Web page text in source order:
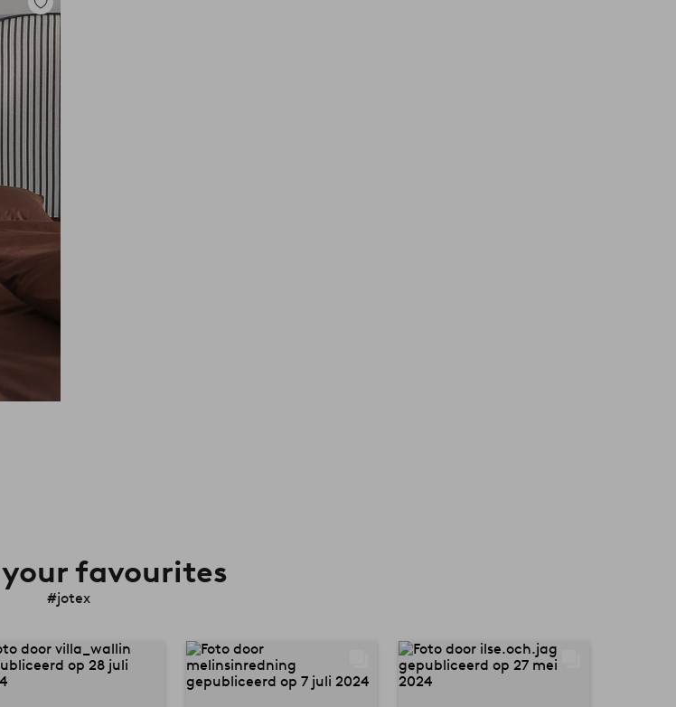
Toevoegen
aan
favorieten
your favourites
#jotex